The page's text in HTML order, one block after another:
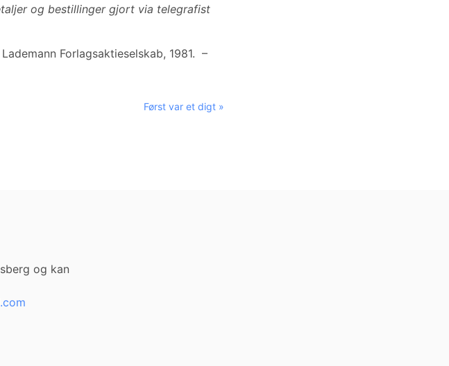
og bestillinger gjort via telegrafist
Forlagsaktieselskab, 1981. –
Først var et digt »
og kan